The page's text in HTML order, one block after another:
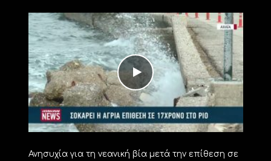
Ανησυχία για τη νεανική βία μετά την επίθεση σε